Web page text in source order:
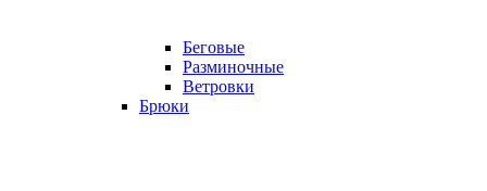
Беговые
Разминочные
Ветровки
Брюки